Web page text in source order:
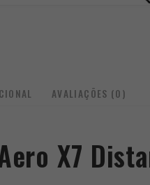
AVALIAÇÕES (0)
X7